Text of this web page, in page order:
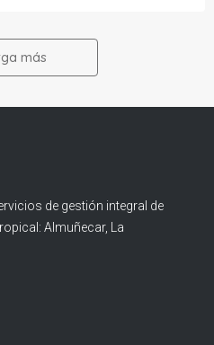
más
de gestión integral de
Almuñecar, La